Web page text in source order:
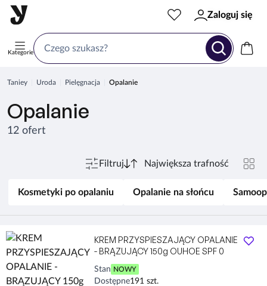
Kategorie
Zaloguj się
Taniey Uroda Pielęgnacja Opalanie
Opalanie
12 ofert
Filtruj
Kosmetyki po opalaniu Opalanie na słońcu
KREM PRZYSPIESZAJĄCY OPALANIE
- BRĄZUJĄCY 150g OUHOE SPF 0
Stan NOWY
Dostępne191 szt.